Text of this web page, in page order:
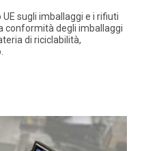
sugli imballaggi e i rifiuti
conformità degli imballaggi
di riciclabilità,